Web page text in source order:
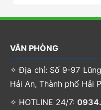
VĂN PHÒNG
✧ Địa chỉ: Số 9-97
Hải An, Thành phố Hải
✧ HOTLINE 24/7: